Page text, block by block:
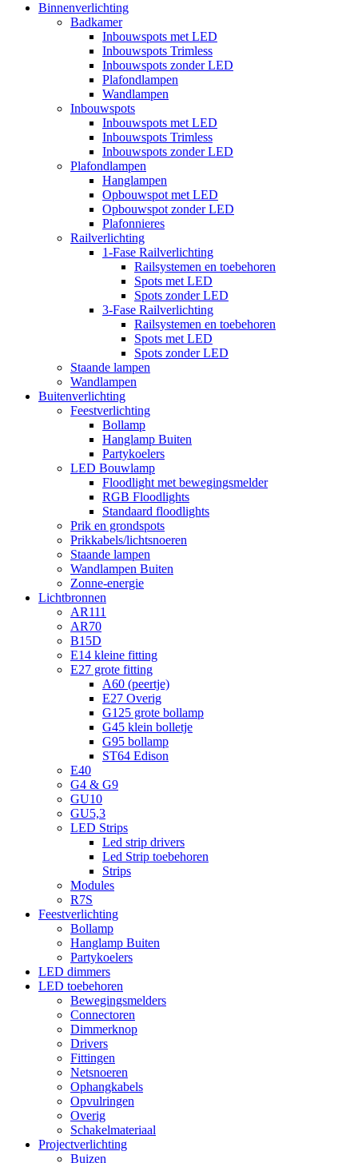
Binnenverlichting
Badkamer
Inbouwspots met LED
Inbouwspots Trimless
Inbouwspots zonder LED
Plafondlampen
Wandlampen
Inbouwspots
Inbouwspots met LED
Inbouwspots Trimless
Inbouwspots zonder LED
Plafondlampen
Hanglampen
Opbouwspot met LED
Opbouwspot zonder LED
Plafonnieres
Railverlichting
1-Fase Railverlichting
Railsystemen en toebehoren
Spots met LED
Spots zonder LED
3-Fase Railverlichting
Railsystemen en toebehoren
Spots met LED
Spots zonder LED
Staande lampen
Wandlampen
Buitenverlichting
Feestverlichting
Bollamp
Hanglamp Buiten
Partykoelers
LED Bouwlamp
Floodlight met bewegingsmelder
RGB Floodlights
Standaard floodlights
Prik en grondspots
Prikkabels/lichtsnoeren
Staande lampen
Wandlampen Buiten
Zonne-energie
Lichtbronnen
AR111
AR70
B15D
E14 kleine fitting
E27 grote fitting
A60 (peertje)
E27 Overig
G125 grote bollamp
G45 klein bolletje
G95 bollamp
ST64 Edison
E40
G4 & G9
GU10
GU5,3
LED Strips
Led strip drivers
Led Strip toebehoren
Strips
Modules
R7S
Feestverlichting
Bollamp
Hanglamp Buiten
Partykoelers
LED dimmers
LED toebehoren
Bewegingsmelders
Connectoren
Dimmerknop
Drivers
Fittingen
Netsnoeren
Ophangkabels
Opvulringen
Overig
Schakelmateriaal
Projectverlichting
Buizen